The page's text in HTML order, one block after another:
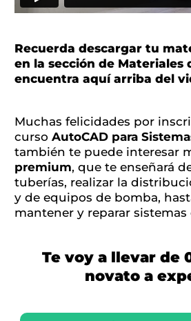
Recuerda descargar tu
en la sección de Materiales
encuentra aquí arriba del
Muchas felicidades por
curso AutoCAD para
también te puede interesar
premium, que te enseñará
tuberías, realizar la
y de equipos de bomba,
mantener y reparar sistemas
Te voy a llevar de
novato a